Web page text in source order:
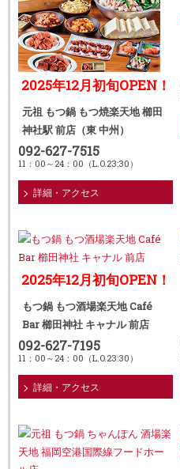
2025年12月初旬OPEN！
元祖 もつ鍋 もつ焼楽天地 櫛田
神社駅 前店（東 中州）
092-627-7515
11：00～24：00（L.O.23:30）
詳細・アクセス
2025年12月初旬OPEN！
もつ鍋 もつ酒場楽天地 Café
Bar 櫛田神社 キャナル 前店
092-627-7195
11：00～24：00（L.O.23:30）
詳細・アクセス